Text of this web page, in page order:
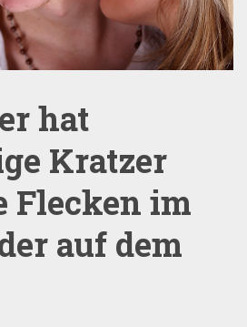
hat
Kratzer
Flecken im
auf dem